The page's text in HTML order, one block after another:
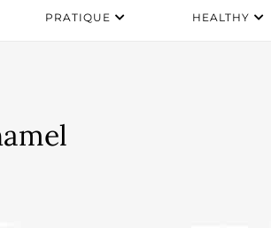
PRATIQUE HEALTHY